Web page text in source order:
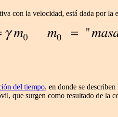
con la velocidad, está dada por la
del tiempo, en donde se
que surgen como resultado de la